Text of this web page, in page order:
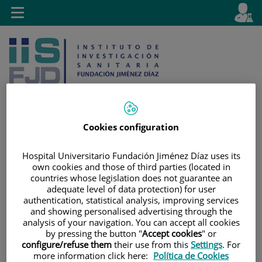
Jump to content
selector
Active
en
Toggle
navigation
Cookies configuration
Hospital Universitario Fundación Jiménez Díaz uses its
own cookies and those of third parties (located in
countries whose legislation does not guarantee an
adequate level of data protection) for user
authentication, statistical analysis, improving services
and showing personalised advertising through the
analysis of your navigation. You can accept all cookies
by pressing the button "Accept cookies" or
configure/refuse them their use from this Settings. For
more information click here: Política de Cookies